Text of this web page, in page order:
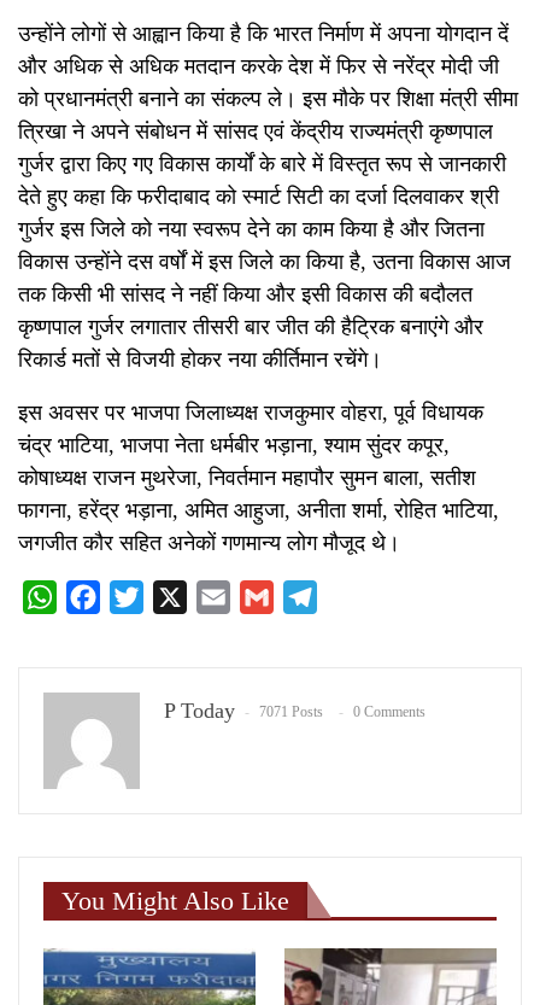
उन्होंने लोगों से आह्वान किया है कि भारत निर्माण में अपना योगदान दें
और अधिक से अधिक मतदान करके देश में फिर से नरेंद्र मोदी जी
को प्रधानमंत्री बनाने का संकल्प ले। इस मौके पर शिक्षा मंत्री सीमा
त्रिखा ने अपने संबोधन में सांसद एवं केंद्रीय राज्यमंत्री कृष्णपाल
गुर्जर द्वारा किए गए विकास कार्यों के बारे में विस्तृत रूप से जानकारी
देते हुए कहा कि फरीदाबाद को स्मार्ट सिटी का दर्जा दिलवाकर श्री
गुर्जर इस जिले को नया स्वरूप देने का काम किया है और जितना
विकास उन्होंने दस वर्षों में इस जिले का किया है, उतना विकास आज
तक किसी भी सांसद ने नहीं किया और इसी विकास की बदौलत
कृष्णपाल गुर्जर लगातार तीसरी बार जीत की हैट्रिक बनाएंगे और
रिकार्ड मतों से विजयी होकर नया कीर्तिमान रचेंगे।
इस अवसर पर भाजपा जिलाध्यक्ष राजकुमार वोहरा, पूर्व विधायक
चंद्र भाटिया, भाजपा नेता धर्मबीर भड़ाना, श्याम सुंदर कपूर,
कोषाध्यक्ष राजन मुथरेजा, निवर्तमान महापौर सुमन बाला, सतीश
फागना, हरेंद्र भड़ाना, अमित आहुजा, अनीता शर्मा, रोहित भाटिया,
जगजीत कौर सहित अनेकों गणमान्य लोग मौजूद थे।
WhatsAppFacebook
Twitter Email Gmail
P Today 7071 Posts 0 Comments
You Might Also Like